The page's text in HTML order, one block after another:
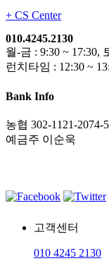
+ CS Center
010.4245.2130
월-금 : 9:30 ~ 17:30,
런치타임 : 12:30 ~
Bank Info
농협 302-1121-2074-
예금주 이순욱
고객센터
010 4245 2130